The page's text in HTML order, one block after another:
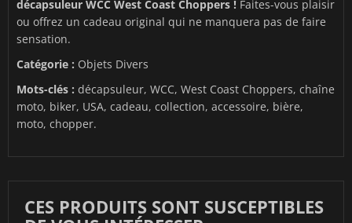
décapsuleur WCC West Coast Choppers ! Faites-vous plaisir
ou offrez un cadeau original qui ne manquera pas de faire
sensation.
Catégorie : Objets Divers
Mots-clés : décapsuleur, WCC, West Coast Choppers, chaîne
moto, biker, USA, cadeau, collection, accessoire, bière,
moto, chopper.
CES PRODUITS SONT SUSCEPTIBLES